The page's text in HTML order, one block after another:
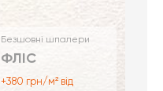
Безшовні шпалери
ФЛІС
+380 грн/м² від